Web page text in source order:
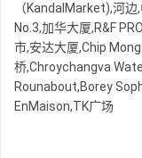
（KandalMarket),河
No.3,加华大厦,R&F
市,安达大厦,Chip
桥,Chroychangva
Rounabout,Borey
EnMaison,TK广场